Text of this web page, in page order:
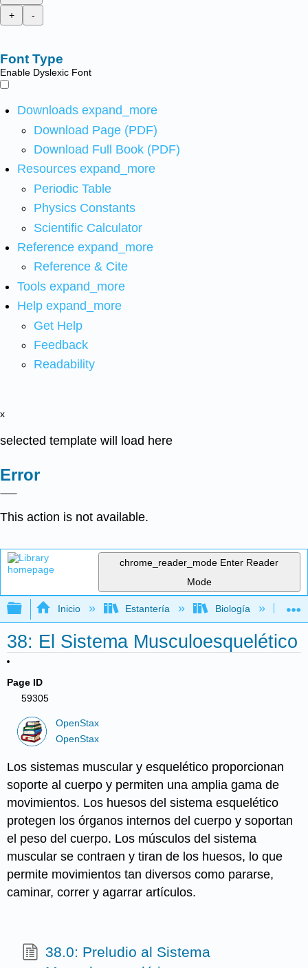
+
-
Font Type
Enable Dyslexic Font
Downloads expand_more
Download Page (PDF)
Download Full Book (PDF)
Resources expand_more
Periodic Table
Physics Constants
Scientific Calculator
Reference expand_more
Reference & Cite
Tools expand_more
Help expand_more
Get Help
Feedback
Readability
x
selected template will load here
Error
This action is not available.
chrome_reader_mode Enter Reader
Mode
Expandir/contraer jerarquía global
Inicio Estantería Biología
38: El Sistema Musculoesquelético
Page ID
59305
OpenStax
OpenStax
Los sistemas muscular y esquelético proporcionan
soporte al cuerpo y permiten una amplia gama de
movimientos. Los huesos del sistema esquelético
protegen los órganos internos del cuerpo y soportan
el peso del cuerpo. Los músculos del sistema
muscular se contraen y tiran de los huesos, lo que
permite movimientos tan diversos como pararse,
caminar, correr y agarrar artículos.
38.0: Preludio al Sistema